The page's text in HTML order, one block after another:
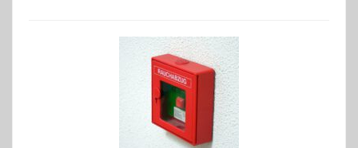
bewusst
herzlich
gestalten